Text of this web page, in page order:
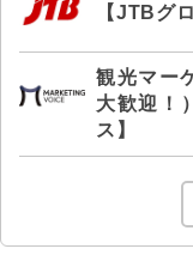
【JTBグ
観光マー
大歓迎！
ス】